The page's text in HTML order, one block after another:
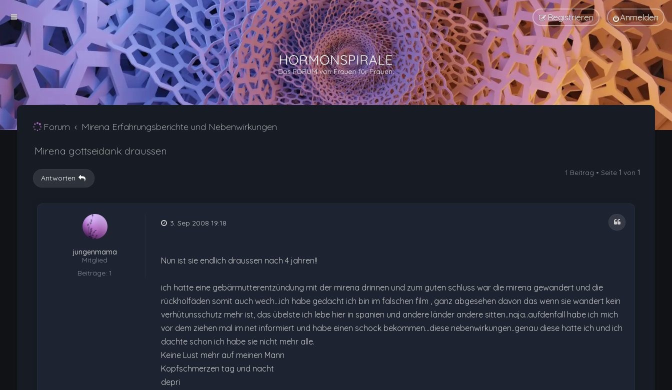
Anmelden
Registrieren
Forum Mirena Erfahrungsberichte und Nebenwirkungen
Mirena gottseidank draussen
Antworten
1 Beitrag • Seite1 von1
jungenmama
Mitglied
Beiträge: 1
Zitat
3. Sep 2008 19:18
Nun ist sie endlich draussen nach 4 jahren!!
ich hatte eine gebärmutterentzündung mit der mirena drinnen und zum guten schluss war die mirena gewandert und die
rückholfäden somit auch wech...ich habe gedacht ich bin im falschen film , ganz abgesehen davon das wenn sie wandert kein
verhütunsschutz mehr ist, das übelste ich lebe hier in spanien und andere länder andere sitten..naja..aufdenfall habe ich mich
vor dem ziehen mal im net informiert und habe einen schock bekommen...diese nebenwirkungen..genau diese hatte ich und ich
dachte schon ich habe sie nicht mehr alle.
Keine Lust mehr auf meinen Mann
Kopfschmerzen tag und nacht
depri